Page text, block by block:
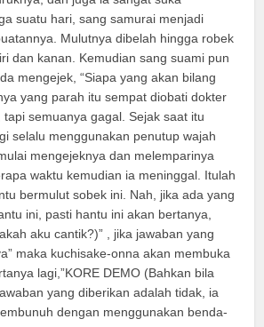
suatu hari, sang samurai menjadi
Mulutnya dibelah hingga robek
dan kanan. Kemudian sang suami pun
mengejek, “Siapa yang akan bilang
yang parah itu sempat diobati dokter
semuanya gagal. Sejak saat itu
selalu menggunakan penutup wajah
mengejeknya dan melemparinya
waktu kemudian ia meninggal. Itulah
bermulut sobek ini. Nah, jika ada yang
ini, pasti hantu ini akan bertanya,
aku cantik?)” , jika jawaban yang
maka kuchisake-onna akan membuka
lagi,”KORE DEMO (Bahkan bila
yang diberikan adalah tidak, ia
dengan menggunakan benda-